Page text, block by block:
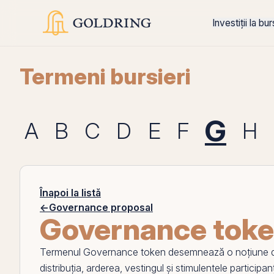
Investiții la
Termeni bursieri
A B C D E F G H
Înapoi la listă
←Governance proposal
Governance
Termenul Governance token desemnează o noțiune
distribuția, arderea, vestingul și stimulentele